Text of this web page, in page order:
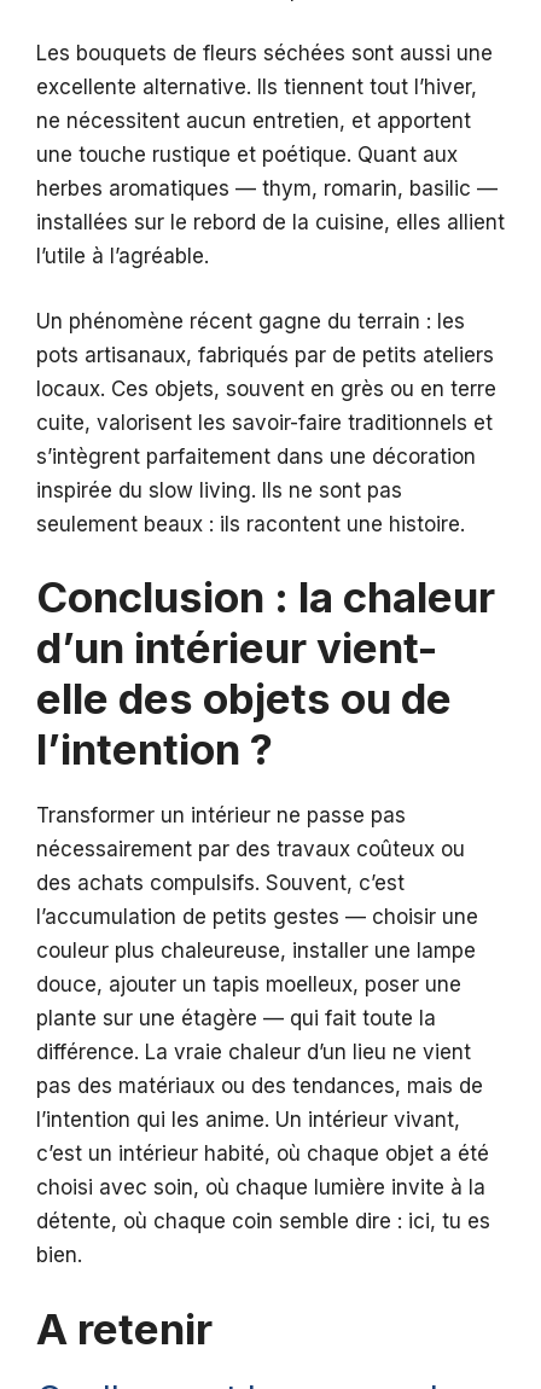
Les bouquets de fleurs séchées sont aussi une
excellente alternative. Ils tiennent tout l’hiver,
ne nécessitent aucun entretien, et apportent
une touche rustique et poétique. Quant aux
herbes aromatiques — thym, romarin, basilic —
installées sur le rebord de la cuisine, elles allient
l’utile à l’agréable.
Un phénomène récent gagne du terrain : les
pots artisanaux, fabriqués par de petits ateliers
locaux. Ces objets, souvent en grès ou en terre
cuite, valorisent les savoir-faire traditionnels et
s’intègrent parfaitement dans une décoration
inspirée du slow living. Ils ne sont pas
seulement beaux : ils racontent une histoire.
Conclusion : la chaleur
d’un intérieur vient-
elle des objets ou de
l’intention ?
Transformer un intérieur ne passe pas
nécessairement par des travaux coûteux ou
des achats compulsifs. Souvent, c’est
l’accumulation de petits gestes — choisir une
couleur plus chaleureuse, installer une lampe
douce, ajouter un tapis moelleux, poser une
plante sur une étagère — qui fait toute la
différence. La vraie chaleur d’un lieu ne vient
pas des matériaux ou des tendances, mais de
l’intention qui les anime. Un intérieur vivant,
c’est un intérieur habité, où chaque objet a été
choisi avec soin, où chaque lumière invite à la
détente, où chaque coin semble dire : ici, tu es
bien.
A retenir